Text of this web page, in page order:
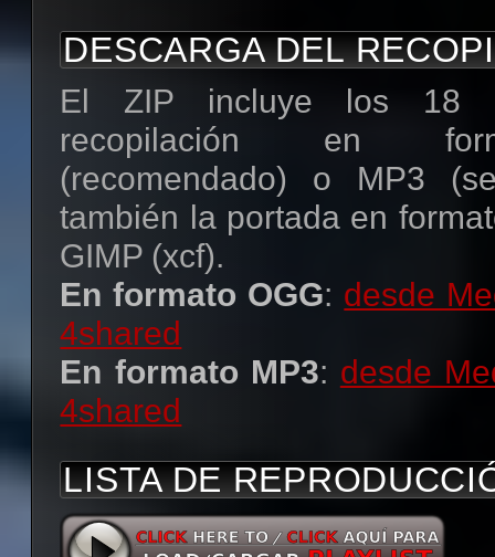
DESCARGA DEL
El ZIP incluye los 18
recopilación en
(recomendado) o MP3
también la portada en
GIMP (xcf).
En formato OGG: desde
4shared
En formato MP3: desde
4shared
LISTA DE